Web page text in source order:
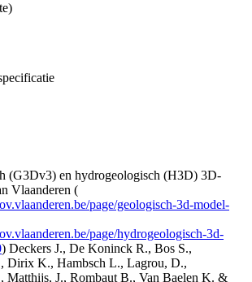
(G3Dv3) en hydrogeologisch (H3D) 3D-
Vlaanderen (
page/geologisch-3d-model-
page/hydrogeologisch-3d-
) Deckers J., De Koninck R., Bos S.,
Dirix K., Hambsch L., Lagrou, D.,
Matthijs, J., Rombaut B., Van Baelen K. &